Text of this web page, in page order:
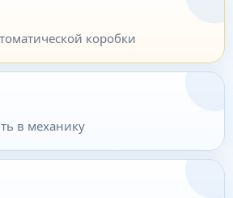
коробки
в механику